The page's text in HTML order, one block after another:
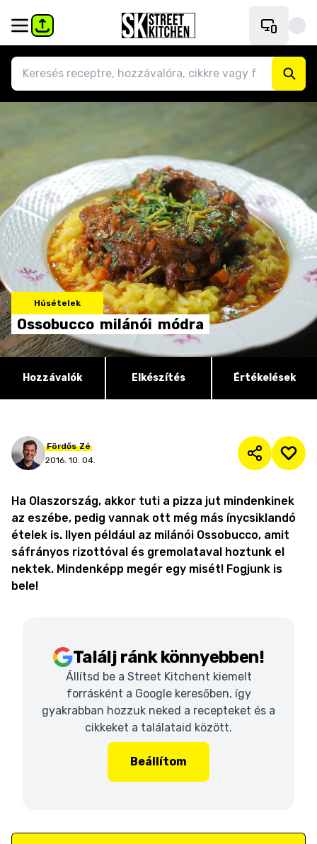
Húsételek
Ossobucco milánói módra
Hozzávalók Elkészítés Értékelések
Fördős Zé
2016. 10. 04.
Ha Olaszország, akkor tuti a pizza jut mindenkinek
az eszébe, pedig vannak ott még más ínycsiklandó
ételek is. Ilyen például az milánói Ossobucco, amit
sáfrányos rizottóval és gremolataval hoztunk el
nektek. Mindenképp megér egy misét! Fogjunk is
bele!
Találj ránk könnyebben!
Állítsd be a Street Kitchent kiemelt
forrásként a Google keresőben, így
gyakrabban hozzuk neked a recepteket és a
cikkeket a találataid között.
Beállítom